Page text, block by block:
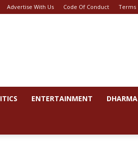
Advertise With Us Code Of Conduct Terms
ENTERTAINMENT DHARMA